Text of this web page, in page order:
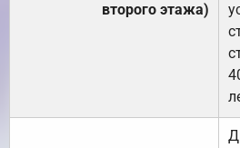
второго этажа)